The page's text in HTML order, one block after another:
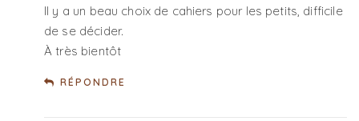
Il y a un beau choix de cahiers pour les petits, difficile
de se décider.
À très bientôt
RÉPONDRE